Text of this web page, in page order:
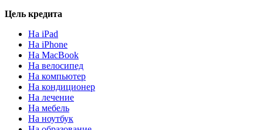
Цель кредита
На iPad
На iPhone
На MacBook
На велосипед
На компьютер
На кондиционер
На лечение
На мебель
На ноутбук